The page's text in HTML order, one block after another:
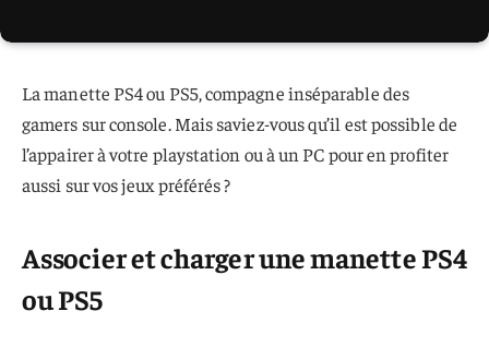
La manette PS4 ou PS5, compagne inséparable des
gamers sur console. Mais saviez-vous qu’il est possible de
l’appairer à votre playstation ou à un PC pour en profiter
aussi sur vos jeux préférés ?
Associer et charger une manette PS4
ou PS5